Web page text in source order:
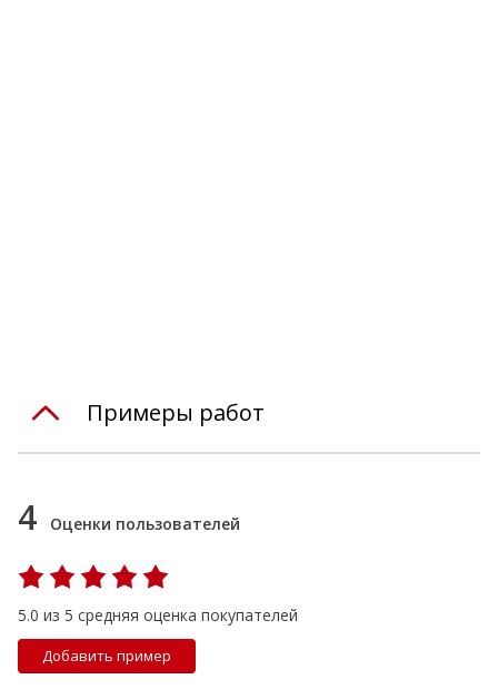
Примеры работ
4 Оценки пользователей
5.0 из 5 средняя оценка покупателей
Добавить пример